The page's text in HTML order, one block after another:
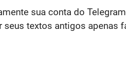
sua conta do
textos antigos apenas